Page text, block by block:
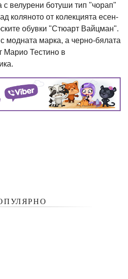
велурени ботуши тип "чорап"
коляното от колекцията есен-
обувки "Стюарт Вайцман".
модната марка, а черно-бялата
Марио Тестино в